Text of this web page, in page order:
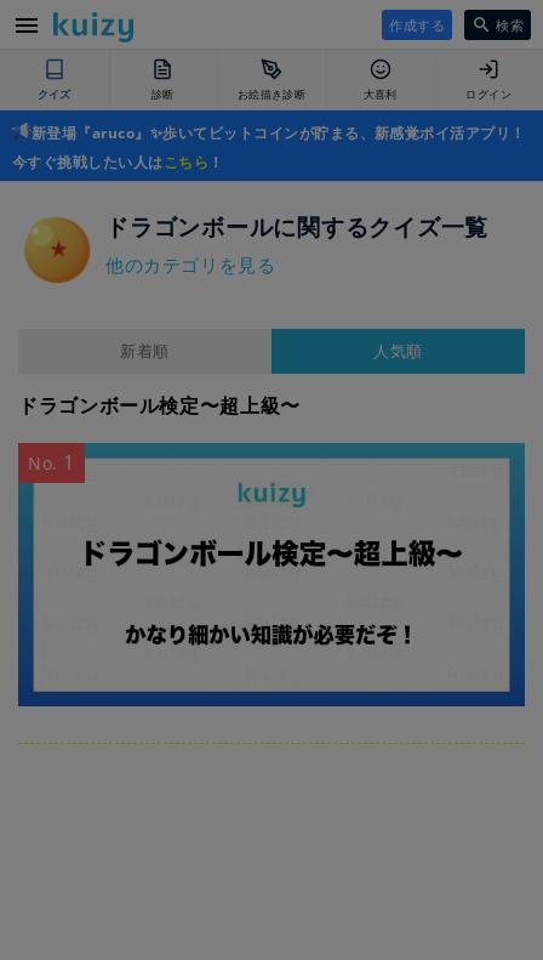
作成する 検索
クイズ 診断 お絵描き診断 大喜利 ログイン
新登場『aruco』✨歩いてビットコインが貯まる、新感覚ポイ活アプリ！
今すぐ挑戦したい人はこちら ！
ドラゴンボールに関するクイズ一覧
他のカテゴリを見る
新着順 人気順
ドラゴンボール検定〜超上級〜
No. 1